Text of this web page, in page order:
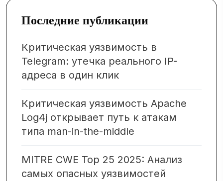
Последние публикации
Критическая уязвимость в
Telegram: утечка реального IP-
адреса в один клик
Критическая уязвимость Apache
Log4j открывает путь к атакам
типа man-in-the-middle
MITRE CWE Top 25 2025: Анализ
самых опасных уязвимостей